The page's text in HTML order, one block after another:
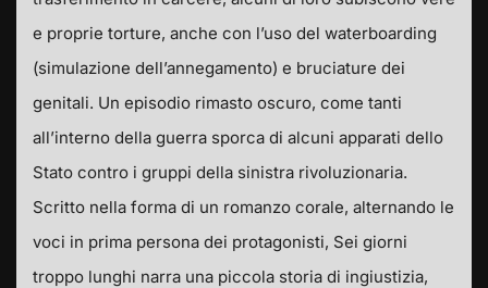
e proprie torture, anche con l’uso del waterboarding
(simulazione dell’annegamento) e bruciature dei
genitali. Un episodio rimasto oscuro, come tanti
all’interno della guerra sporca di alcuni apparati dello
Stato contro i gruppi della sinistra rivoluzionaria.
Scritto nella forma di un romanzo corale, alternando le
voci in prima persona dei protagonisti, Sei giorni
troppo lunghi narra una piccola storia di ingiustizia,